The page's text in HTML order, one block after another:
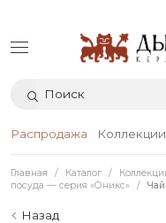
Распродажа Коллекции
Главная Каталог
посуда — серия «Оникс»
Назад